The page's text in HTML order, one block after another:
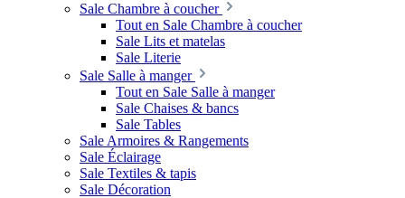
Sale Chambre à coucher
Tout en Sale Chambre à coucher
Sale Lits et matelas
Sale Literie
Sale Salle à manger
Tout en Sale Salle à manger
Sale Chaises & bancs
Sale Tables
Sale Armoires & Rangements
Sale Éclairage
Sale Textiles & tapis
Sale Décoration